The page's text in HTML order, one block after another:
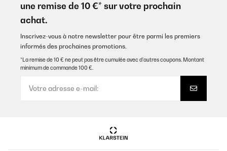
une remise de 10 €* sur votre prochain
achat.
Inscrivez-vous à notre newsletter pour être parmi les premiers
informés des prochaines promotions.
*La remise de 10 € ne peut pas être cumulée avec d’autres coupons. Montant
minimum de commande 100 €.